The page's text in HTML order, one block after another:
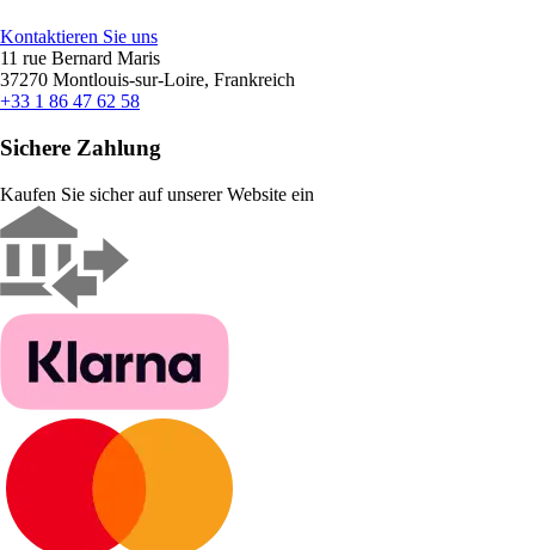
Kontaktieren Sie uns
11 rue Bernard Maris
37270 Montlouis-sur-Loire, Frankreich
+33 1 86 47 62 58
Sichere Zahlung
Kaufen Sie sicher auf unserer Website ein